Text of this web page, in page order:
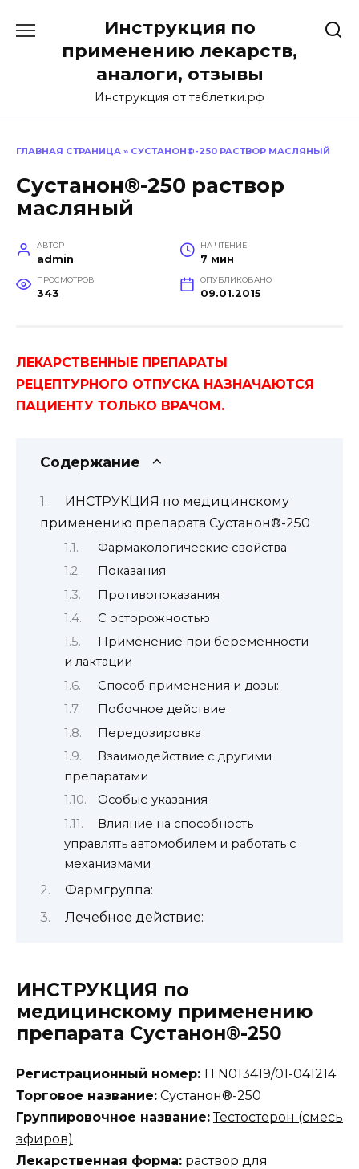
содержанию
Инструкция по
применению лекарств,
аналоги, отзывы
Инструкция от таблетки.рф
ГЛАВНАЯ СТРАНИЦА » СУСТАНОН®-250 РАСТВОР МАСЛЯНЫЙ
Сустанон®-250 раствор
масляный
АВТОР
admin
НА ЧТЕНИЕ
7 мин
ПРОСМОТРОВ
343
ОПУБЛИКОВАНО
09.01.2015
ЛЕКАРСТВЕННЫЕ ПРЕПАРАТЫ
РЕЦЕПТУРНОГО ОТПУСКА НАЗНАЧАЮТСЯ
ПАЦИЕНТУ ТОЛЬКО ВРАЧОМ.
Содержание
ИНСТРУКЦИЯ по медицинскому
применению препарата Сустанон®-250
Фармакологические свойства
Показания
Противопоказания
С осторожностью
Применение при беременности
и лактации
Способ применения и дозы:
Побочное действие
Передозировка
Взаимодействие с другими
препаратами
Особые указания
Влияние на способность
управлять автомобилем и работать с
механизмами
Фармгруппа:
Лечебное действие:
ИНСТРУКЦИЯ по
медицинскому применению
препарата Сустанон®-250
Регистрационный номер: П N013419/01-041214
Торговое название: Сустанон®-250
Группировочное название: Тестостерон (смесь
эфиров)
Лекарственная форма: раствор для